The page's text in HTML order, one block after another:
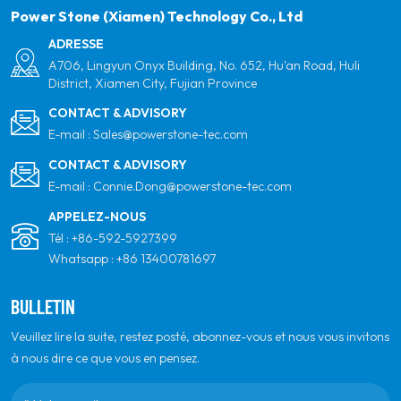
pour la qualité, le professionnalisme et l'innovation.
Power Stone (Xiamen) Technology Co., Ltd
ADRESSE
A706, Lingyun Onyx Building, No. 652, Hu'an Road, Huli
District, Xiamen City, Fujian Province
CONTACT & ADVISORY
E-mail : Sales@powerstone-tec.com
CONTACT & ADVISORY
E-mail : Connie.Dong@powerstone-tec.com
APPELEZ-NOUS
Tél : +86-592-5927399
Whatsapp : +86 13400781697
BULLETIN
Veuillez lire la suite, restez posté, abonnez-vous et nous vous invitons
à nous dire ce que vous en pensez.